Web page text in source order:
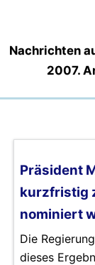
Nachrichten
2007.
Präsident
kurzfristig
nominiert
Die
dieses